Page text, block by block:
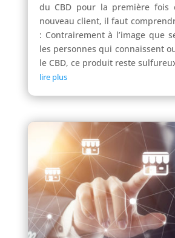
du CBD pour la première fois
nouveau client, il faut
: Contrairement à l’image que
les personnes qui connaissent
le CBD, ce produit reste
lire plus